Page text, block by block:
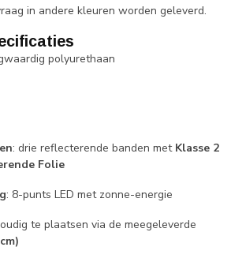
in andere kleuren worden geleverd.
polyurethaan
: drie reflecterende banden met Klasse 2
Folie
: 8-punts LED met zonne-energie
te plaatsen via de meegeleverde